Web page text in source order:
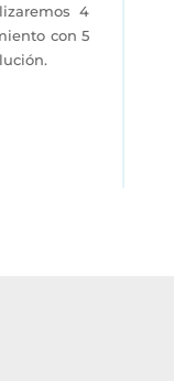
4
con 5